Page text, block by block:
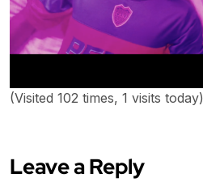
(Visited 102 times, 1 visits today)
Leave a Reply